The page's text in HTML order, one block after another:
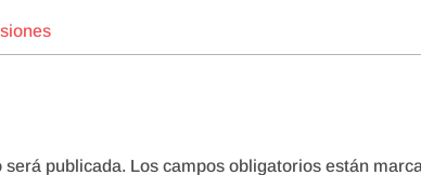
será publicada. Los campos obligatorios están